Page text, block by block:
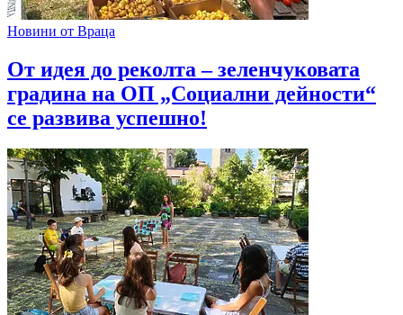
Новини от Враца
От идея до реколта – зеленчуковата
градина на ОП „Социални дейности“
се развива успешно!